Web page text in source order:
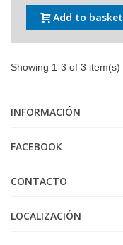
Add to basket
Showing 1-3 of 3 item(s)
INFORMACIÓN
FACEBOOK
CONTACTO
LOCALIZACIÓN